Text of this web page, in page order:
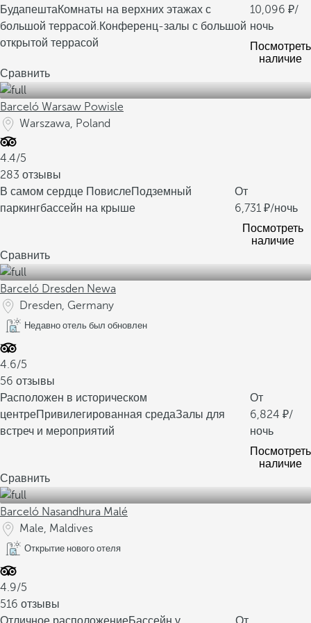
БудапештаКомнаты на верхних этажах с
большой террасой.Конференц-залы с большой
открытой террасой
10,096
/
ночь
Посмотреть
наличие
Сравнить
Barceló Warsaw Powisle
Warszawa, Poland
4.4/5
283 отзывы
В самом сердце ПовислеПодземный
паркингбассейн на крыше
От
6,731
/ночь
Посмотреть
наличие
Сравнить
Barceló Dresden Newa
Dresden, Germany
Недавно отель был обновлен
4.6/5
56 отзывы
Расположен в историческом
центреПривилегированная средаЗалы для
встреч и мероприятий
От
6,824
/
ночь
Посмотреть
наличие
Сравнить
Barceló Nasandhura Malé
Male, Maldives
Открытие нового отеля
4.9/5
516 отзывы